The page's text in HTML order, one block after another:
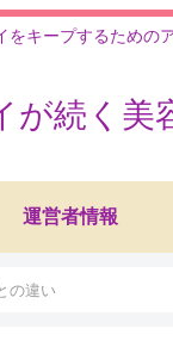
キープするための
が続く美
運営者情報
の違い